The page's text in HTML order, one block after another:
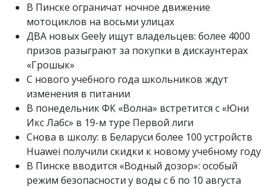
В Пинске ограничат ночное движение
мотоциклов на восьми улицах
ДВА новых Geely ищут владельцев: более 4000
призов разыграют за покупки в дискаунтерах
«Грошык»
С нового учебного года школьников ждут
изменения в питании
В понедельник ФК «Волна» встретится с «Юни
Икс Лабс» в 19-м туре Первой лиги
Снова в школу: в Беларуси более 100 устройств
Huawei получили скидки к новому учебному году
В Пинске вводится «Водный дозор»: особый
режим безопасности у воды с 6 по 10 августа